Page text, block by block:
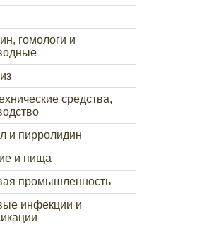
гомологи и
средства,
и пирролидин
и пища
промышленность
инфекции и